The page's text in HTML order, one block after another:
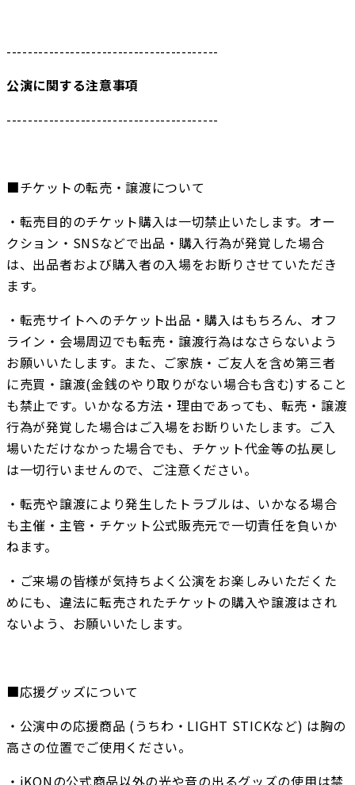
----------------------------------------
公演に関する注意事項
----------------------------------------
■チケットの転売・譲渡について
・転売目的のチケット購入は一切禁止いたします。オー
クション・SNSなどで出品・購入行為が発覚した場合
は、出品者および購入者の入場をお断りさせていただき
ます。
・転売サイトへのチケット出品・購入はもちろん、オフ
ライン・会場周辺でも転売・譲渡行為はなさらないよう
お願いいたします。また、ご家族・ご友人を含め第三者
に売買・譲渡(金銭のやり取りがない場合も含む)すること
も禁止です。いかなる方法・理由であっても、転売・譲渡
行為が発覚した場合はご入場をお断りいたします。ご入
場いただけなかった場合でも、チケット代金等の払戻し
は一切行いませんので、ご注意ください。
・転売や譲渡により発生したトラブルは、いかなる場合
も主催・主管・チケット公式販売元で一切責任を負いか
ねます。
・ご来場の皆様が気持ちよく公演をお楽しみいただくた
めにも、違法に転売されたチケットの購入や譲渡はされ
ないよう、お願いいたします。
■応援グッズについて
・公演中の応援商品 (うちわ・LIGHT STICKなど) は胸の
高さの位置でご使用ください。